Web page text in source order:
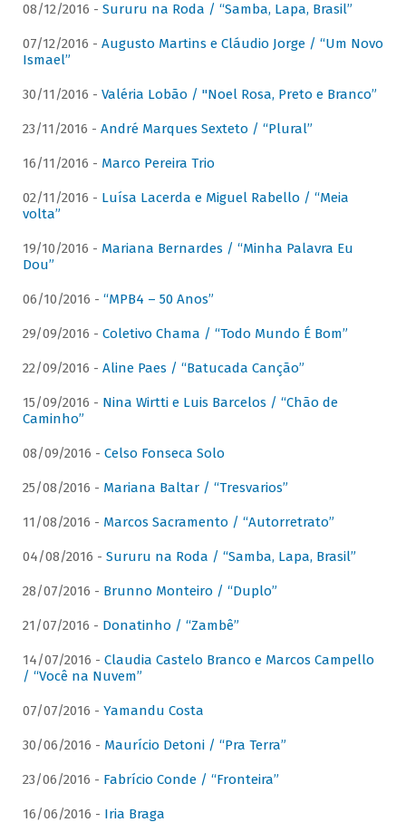
08/12/2016 - Sururu na Roda / “Samba, Lapa, Brasil”
07/12/2016 - Augusto Martins e Cláudio Jorge / “Um Novo
Ismael”
30/11/2016 - Valéria Lobão / "Noel Rosa, Preto e Branco”
23/11/2016 - André Marques Sexteto / “Plural”
16/11/2016 - Marco Pereira Trio
02/11/2016 - Luísa Lacerda e Miguel Rabello / “Meia
volta”
19/10/2016 - Mariana Bernardes / “Minha Palavra Eu
Dou”
06/10/2016 - “MPB4 – 50 Anos”
29/09/2016 - Coletivo Chama / “Todo Mundo É Bom”
22/09/2016 - Aline Paes / “Batucada Canção”
15/09/2016 - Nina Wirtti e Luis Barcelos / “Chão de
Caminho”
08/09/2016 - Celso Fonseca Solo
25/08/2016 - Mariana Baltar / “Tresvarios”
11/08/2016 - Marcos Sacramento / “Autorretrato”
04/08/2016 - Sururu na Roda / “Samba, Lapa, Brasil”
28/07/2016 - Brunno Monteiro / “Duplo”
21/07/2016 - Donatinho / “Zambê”
14/07/2016 - Claudia Castelo Branco e Marcos Campello
/ “Você na Nuvem”
07/07/2016 - Yamandu Costa
30/06/2016 - Maurício Detoni / “Pra Terra”
23/06/2016 - Fabrício Conde / “Fronteira”
16/06/2016 - Iria Braga